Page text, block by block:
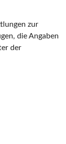
zur
die Angaben
der